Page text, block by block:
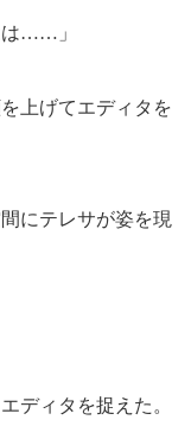
は……」
上げてエディタを
にテレサが姿を現
ディタを捉えた。